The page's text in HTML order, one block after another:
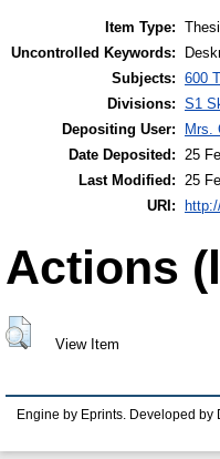
Item Type:
Uncontrolled Keywords:
Subjects: 600
Divisions: S1
Depositing User:
Mrs.
Date Deposited:
25
Last Modified:
25
URI:
Actions
View Item
Engine by Eprints. Developed by